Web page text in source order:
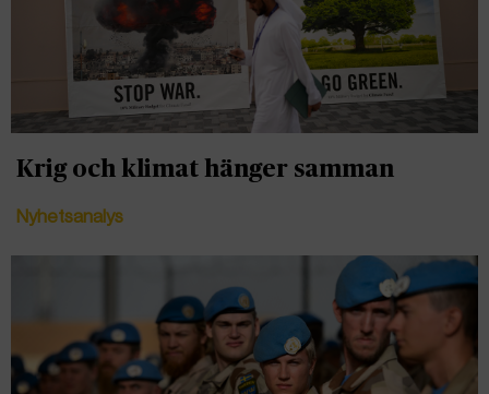
Krig och klimat hänger samman
Nyhetsanalys